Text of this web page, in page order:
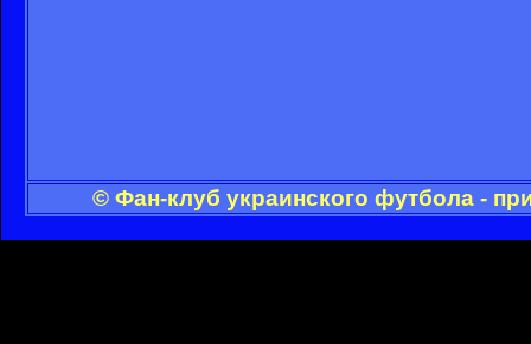
© Фан-клуб украинского футбола -